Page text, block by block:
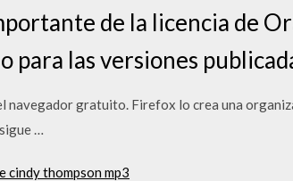
de la licencia de
para las versiones
navegador gratuito. Firefox lo crea una
…
cindy thompson mp3